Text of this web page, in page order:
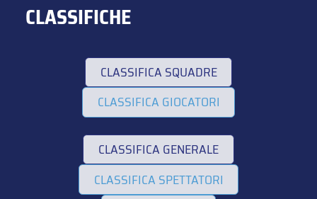
CLASSIFICHE
CLASSIFICA SQUADRE
CLASSIFICA GIOCATORI
CLASSIFICA GENERALE
CLASSIFICA SPETTATORI